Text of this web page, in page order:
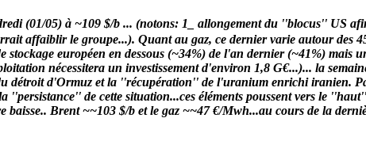
(01/05) à ~109 $/b ... (notons: 1_ allongement du ''blocus'' US
affaiblir le groupe...). Quant au gaz, ce dernier varie autour des
européen en dessous (~34%) de l'an dernier (~41%) mais
nécessitera un investissement d'environ 1,8 G€...)... la
détroit d'Ormuz et la ''récupération'' de l'uranium enrichi iranien.
de cette situation...ces éléments poussent vers le
Brent ~~103 $/b et le gaz ~~47 €/Mwh...au cours de la